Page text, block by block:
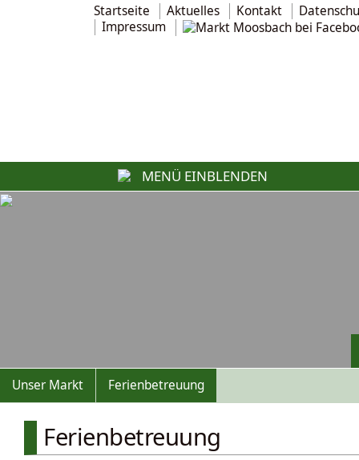
Startseite Aktuelles Kontakt
Impressum
MENÜ EINBLENDEN
Unser Markt Ferienbetreuung
Ferienbetreuung